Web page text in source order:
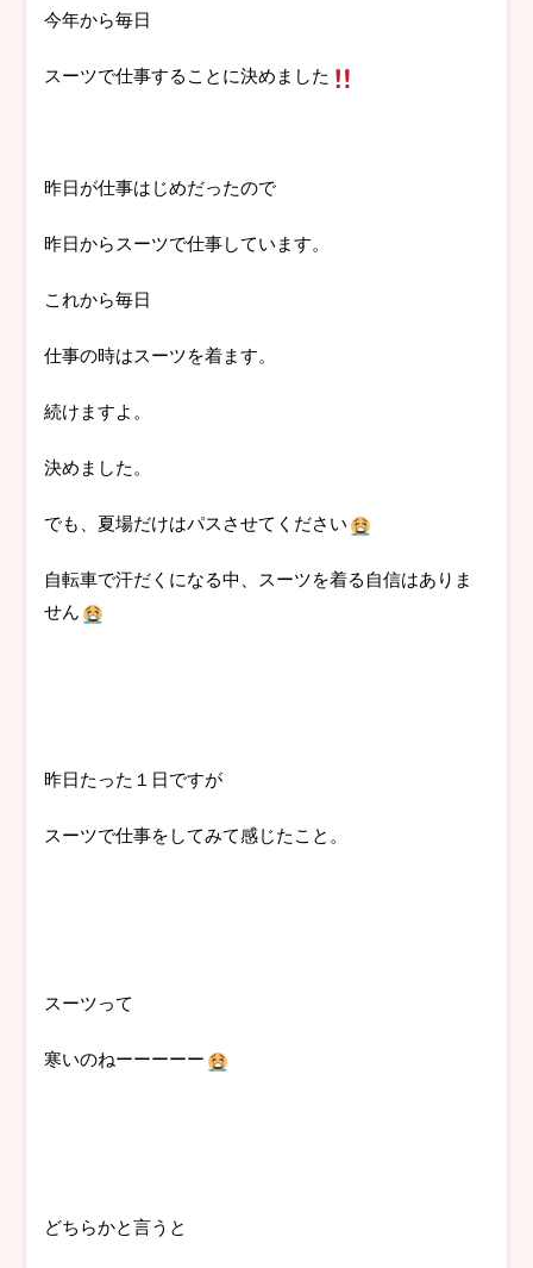
今年から毎日
スーツで仕事することに決めました
昨日が仕事はじめだったので
昨日からスーツで仕事しています。
これから毎日
仕事の時はスーツを着ます。
続けますよ。
決めました。
でも、夏場だけはパスさせてください
自転車で汗だくになる中、スーツを着る自信はありま
せん
昨日たった１日ですが
スーツで仕事をしてみて感じたこと。
スーツって
寒いのねーーーーー
どちらかと言うと